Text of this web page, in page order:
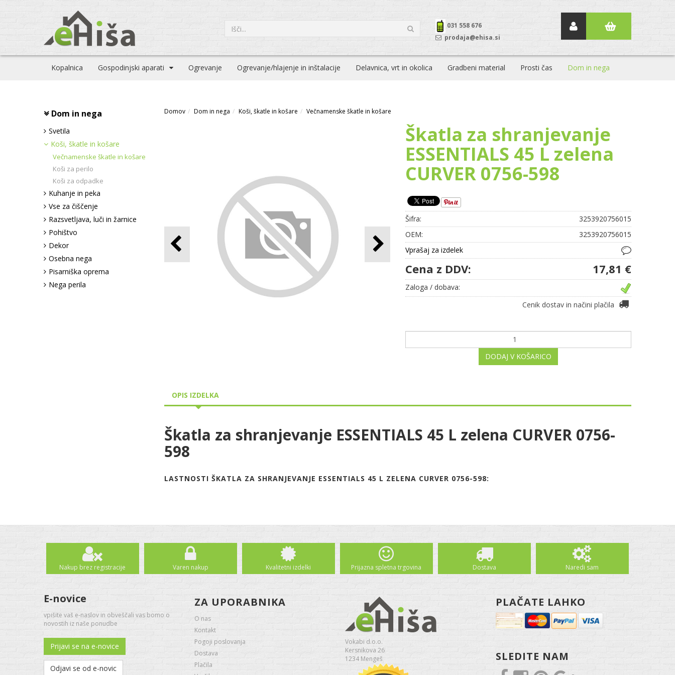
031 558 676
prodaja@ehisa.si
Kopalnica Gospodinjski aparati Ogrevanje Ogrevanje/hlajenje in inštalacije Delavnica, vrt in okolica Gradbeni material Prosti čas Dom in nega
Dom in nega
Svetila
Koši, škatle in košare
Večnamenske škatle in košare
Koši za perilo
Koši za odpadke
Kuhanje in peka
Vse za čiščenje
Razsvetljava, luči in žarnice
Pohištvo
Dekor
Osebna nega
Pisarniška oprema
Nega perila
Domov Dom in nega Koši, škatle in košare Večnamenske škatle in košare
Škatla za shranjevanje
ESSENTIALS 45 L zelena
CURVER 0756-598
Šifra:
3253920756015
OEM:
3253920756015
Vprašaj za izdelek
Cena z DDV: 17,81 €
Zaloga / dobava:
Cenik dostav in načini plačila
DODAJ V KOŠARICO
OPIS IZDELKA
Škatla za shranjevanje ESSENTIALS 45 L zelena CURVER 0756-
598
LASTNOSTI ŠKATLA ZA SHRANJEVANJE ESSENTIALS 45 L ZELENA CURVER 0756-598:
Nakup brez registracije Varen nakup Kvalitetni izdelki Prijazna spletna trgovina Dostava Naredi sam
E-novice
vpišite vaš e-naslov in obveščali vas bomo o
novostih iz naše ponudbe
Prijavi se na e-novice
Odjavi se od e-novic
ZA UPORABNIKA
O nas
Kontakt
Pogoji poslovanja
Dostava
Plačila
Vokabi d.o.o.
Kersnikova 26
1234 Mengeš
PLAČATE LAHKO
SLEDITE NAM